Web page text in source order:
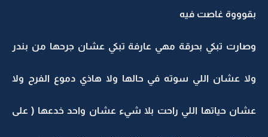
بقوووة غاصت فيه
وصارت تبكي بحرقة مهي عارفة تبكي عشان جرحها من بندر
ولا عشان اللي سوته في حالها ولا هاذي دموع الفرح ولا
عشان حياتها اللي راحت بلا شيء عشان واحد خدعها ( على